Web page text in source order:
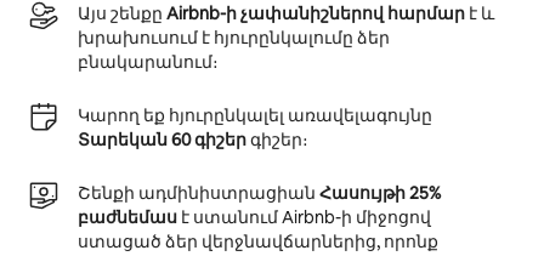
Այս շենքը Airbnb-ի չափանիշներով հարմար է և
խրախուսում է հյուրընկալումը ձեր
բնակարանում։
Կարող եք հյուրընկալել առավելագույնը
Տարեկան 60 գիշերգիշեր։
Շենքի ադմինիստրացիան Հասույթի 25%
բաժնեմաս է ստանում Airbnb-ի միջոցով
ստացած ձեր վերջնավճարներից, որոնք